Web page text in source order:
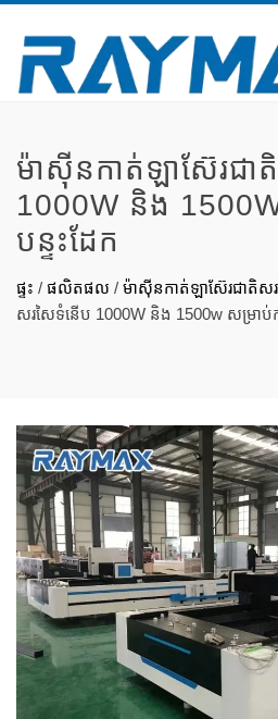
ម៉ាស៊ីនកាត់ឡាស៊ែរជា
1000W និង
បន្ទះដែក
ផ្ទះ / ផលិតផល / ម៉ាស៊ីនកាត់ឡាស៊ែរជាតិស
សរសៃទំនើប 1000W និង 1500w សម្រាប់ក